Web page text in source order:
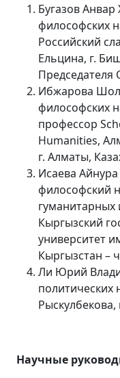
Бугазов Анвар
философских
Российский
Ельцина, г.
Ибжарова
философских
профессор
Humanities,
г. Алматы,
Исаева
философский
гуманитарных
Кыргызский
университет
Кыргызстан –
Ли Юрий
Научные